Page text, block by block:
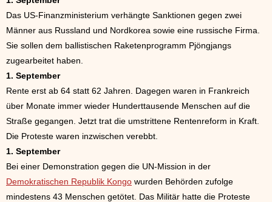
Das US-Finanzministerium verhängte Sanktionen gegen zwei
Männer aus Russland und Nordkorea sowie eine russische Firma.
Sie sollen dem ballistischen Raketenprogramm Pjöngjangs
zugearbeitet haben.
1. September
Rente erst ab 64 statt 62 Jahren. Dagegen waren in Frankreich
über Monate immer wieder Hunderttausende Menschen auf die
Straße gegangen. Jetzt trat die umstrittene Rentenreform in Kraft.
Die Proteste waren inzwischen verebbt.
1. September
Bei einer Demonstration gegen die UN-Mission in der
Demokratischen Republik Kongo wurden Behörden zufolge
mindestens 43 Menschen getötet. Das Militär hatte die Proteste